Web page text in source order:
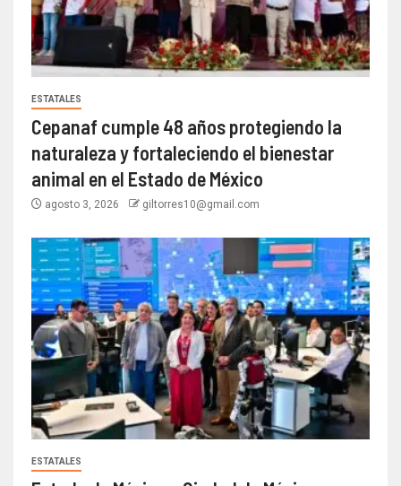
ESTATALES
Cepanaf cumple 48 años protegiendo la
naturaleza y fortaleciendo el bienestar
animal en el Estado de México
agosto 3, 2026 giltorres10@gmail.com
ESTATALES